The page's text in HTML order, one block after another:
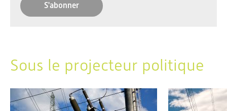
S'abonner
Sous le projecteur politique